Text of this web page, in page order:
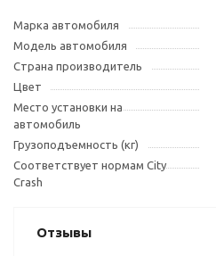
Марка автомобиля
Модель автомобиля
Страна производитель
Цвет
Место установки на
автомобиль
Грузоподъемность (кг)
Соответствует нормам City
Crash
Отзывы